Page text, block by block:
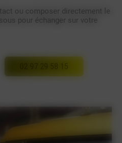
ou composer directement le
pour échanger sur votre